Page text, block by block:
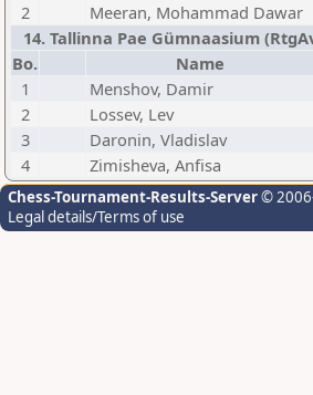
2
Meeran, Mohammad Dawar
14. Tallinna Pae Gümnaasium
Bo.
Name
1
Menshov, Damir
2
Lossev, Lev
3
Daronin, Vladislav
4
Zimisheva, Anfisa
Chess-Tournament-Results-Server©
Legal details/Terms of use